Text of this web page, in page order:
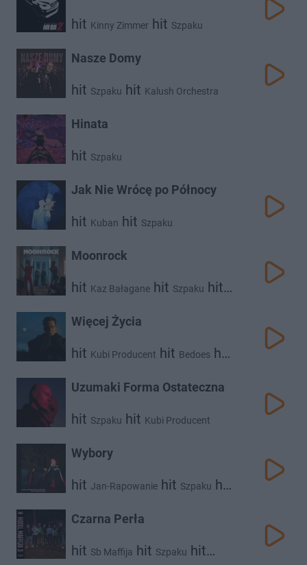
hit Kinny Zimmer hit Szpaku
Nasze Domy
hit Szpaku hit Kalush Orchestra
Hinata
hit Szpaku
Jak Nie Wrócę po Północy
hit Kuban hit Szpaku
Moonrock
hit Kaz Bałagane hit Szpaku hit
Więcej Życia
hit Kubi Producent hit Bedoes hit
Uzumaki Forma Ostateczna
hit Szpaku hit Kubi Producent
Wybory
hit Jan-Rapowanie hit Szpaku hit
Czarna Perła
hit Sb Maffija hit Szpaku hit